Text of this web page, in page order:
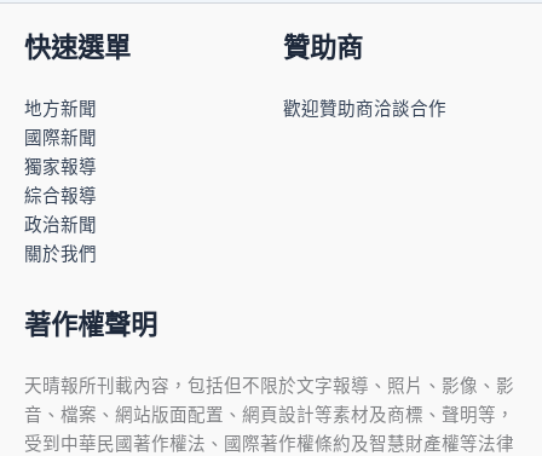
快速選單
地方新聞
國際新聞
獨家報導
綜合報導
政治新聞
關於我們
贊助商
歡迎贊助商洽談合作
著作權聲明
天晴報所刊載內容，包括但不限於文字報導、照片、影像、影
音、檔案、網站版面配置、網頁設計等素材及商標、聲明等，
受到中華民國著作權法、國際著作權條約及智慧財產權等法律